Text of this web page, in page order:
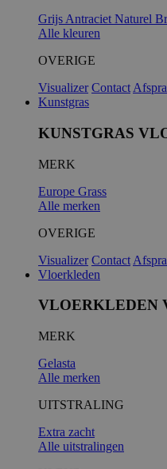
Grijs Antraciet Naturel
Alle kleuren
OVERIGE
Visualizer Contact
Kunstgras
KUNSTGRAS
MERK
Europe Grass
Alle merken
OVERIGE
Visualizer Contact
Vloerkleden
VLOERKLEDEN
MERK
Gelasta
Alle merken
UITSTRALING
Extra zacht
Alle uitstralingen